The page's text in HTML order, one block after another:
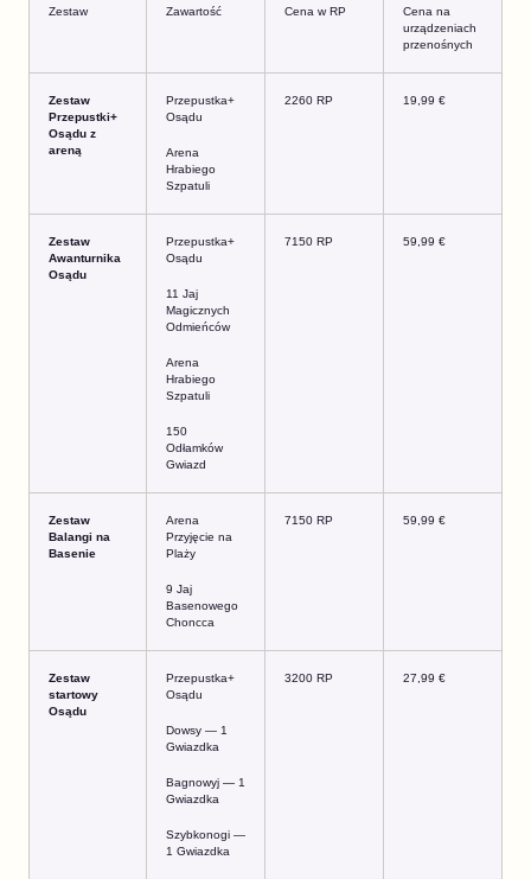
Zestaw Zawartość Cena w RP
Cena na
urządzeniach
przenośnych
Zestaw
Przepustki+
Osądu z
areną
Przepustka+
Osądu
Arena
Hrabiego
Szpatuli
2260 RP 19,99 €
Zestaw
Awanturnika
Osądu
Przepustka+
Osądu
11 Jaj
Magicznych
Odmieńców
Arena
Hrabiego
Szpatuli
150
Odłamków
Gwiazd
7150 RP 59,99 €
Zestaw
Balangi na
Basenie
Arena
Przyjęcie na
Plaży
9 Jaj
Basenowego
Choncca
7150 RP 59,99 €
Zestaw
startowy
Osądu
Przepustka+
Osądu
Dowsy — 1
Gwiazdka
Bagnowyj — 1
Gwiazdka
Szybkonogi —
1 Gwiazdka
3200 RP 27,99 €